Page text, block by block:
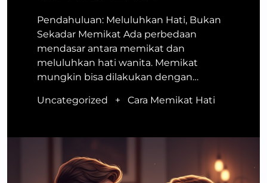
Pendahuluan: Meluluhkan Hati, Bukan
Sekadar Memikat Ada perbedaan
mendasar antara memikat dan
meluluhkan hati wanita. Memikat
mungkin bisa dilakukan dengan…
Uncategorized + Cara Memikat Hati